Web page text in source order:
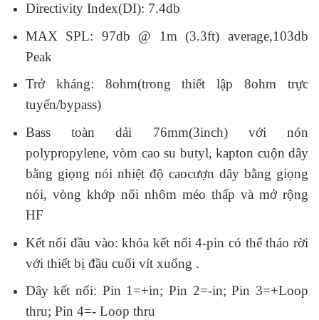
Directivity Index(DI): 7.4db
MAX SPL: 97db @ 1m (3.3ft) average,103db
Peak
Trở kháng: 8ohm(trong thiết lập 8ohm trực
tuyến/bypass)
Bass toàn dải 76mm(3inch) với nón
polypropylene, vòm cao su butyl, kapton cuộn dây
bằng giọng nói nhiệt độ caocượn dây bằng giọng
nói, vòng khớp nối nhôm méo thấp và mở rộng
HF
Kết nối đầu vào: khóa kết nối 4-pin có thể tháo rời
với thiết bị đầu cuối vít xuống .
Dây kết nối: Pin 1=+in; Pin 2=-in; Pin 3=+Loop
thru; Pin 4=- Loop thru